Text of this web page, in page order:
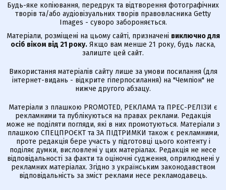
Будь-яке копіювання, передрук та відтворення фотографічних
творів та/або аудіовізуальних творів правовласника Getty
Images - суворо забороняється.
Матеріали, розміщені на цьому сайті, призначені виключно для
осіб віком від 21 року. Якщо вам менше 21 року, будь ласка,
залиште цей сайт.
Використання матеріалів сайту лише за умови посилання (для
інтернет-видань - відкрите гіперпосилання) на "Чемпіон" не
нижче другого абзацу.
Матеріали з плашкою PROMOTED, РЕКЛАМА та ПРЕС-РЕЛІЗИ є
рекламними та публікуються на правах реклами. Редакція
може не поділяти погляди, які в них промотуються. Матеріали з
плашкою СПЕЦПРОЄКТ та ЗА ПІДТРИМКИ також є рекламними,
проте редакція бере участь у підготовці цього контенту і
поділяє думки, висловлені у цих матеріалах. Редакція не несе
відповідальності за факти та оціночні судження, оприлюднені у
рекламних матеріалах. Згідно з українським законодавством
відповідальність за зміст реклами несе рекламодавець.